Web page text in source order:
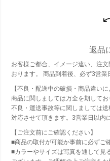
返品
お客様ご都合、イメージ違い、注
おります。 商品到着後、必ず3営業
【不良・配送中の破損・商品違い
商品に関しましては万全を期して
不良・運送事故等に関しましては
対応させて頂きます。3営業日以内
【ご注文前にご確認ください】
■商品の取付が可能か事前に必ずご
■カラーやサイズは写真を通して見